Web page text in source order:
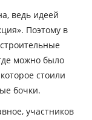
ведь идеей
Поэтому в
можно было
стоили
бочки.
участников